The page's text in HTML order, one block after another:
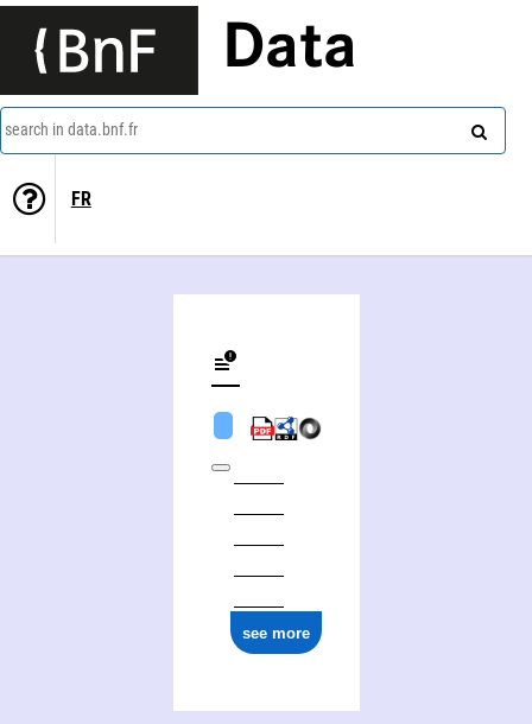
Data
search in data.bnf.fr
FR
see more